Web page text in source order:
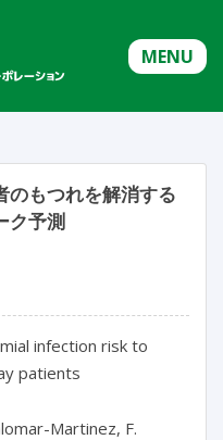
MENU
のもつれを解消する
ク予測
infection risk to
patients
Martinez, F.